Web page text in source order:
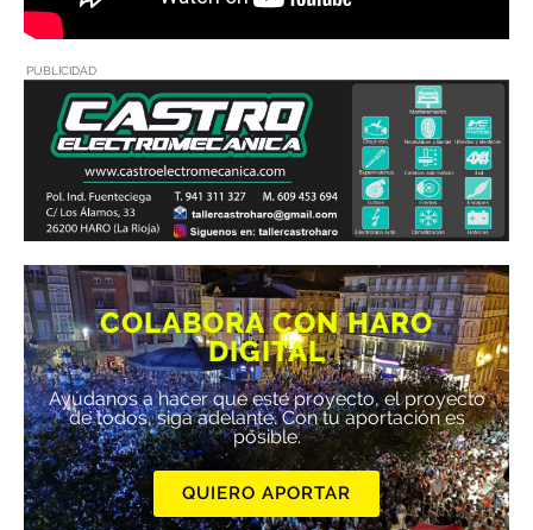
PUBLICIDAD
COLABORA CON HARO
DIGITAL
Ayúdanos a hacer que este proyecto, el proyecto
de todos, siga adelante. Con tu aportación es
posible.
QUIERO APORTAR